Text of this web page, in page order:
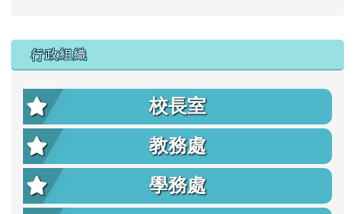
行政組織
校長室
教務處
學務處